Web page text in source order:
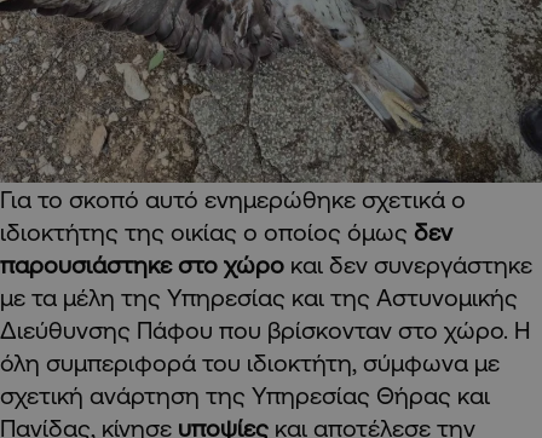
Για το σκοπό αυτό ενημερώθηκε σχετικά ο
ιδιοκτήτης της οικίας ο οποίος όμως δεν
παρουσιάστηκε στο χώρο και δεν συνεργάστηκε
με τα μέλη της Υπηρεσίας και της Αστυνομικής
Διεύθυνσης Πάφου που βρίσκονταν στο χώρο. Η
όλη συμπεριφορά του ιδιοκτήτη, σύμφωνα με
σχετική ανάρτηση της Υπηρεσίας Θήρας και
Πανίδας, κίνησε υποψίες και αποτέλεσε την